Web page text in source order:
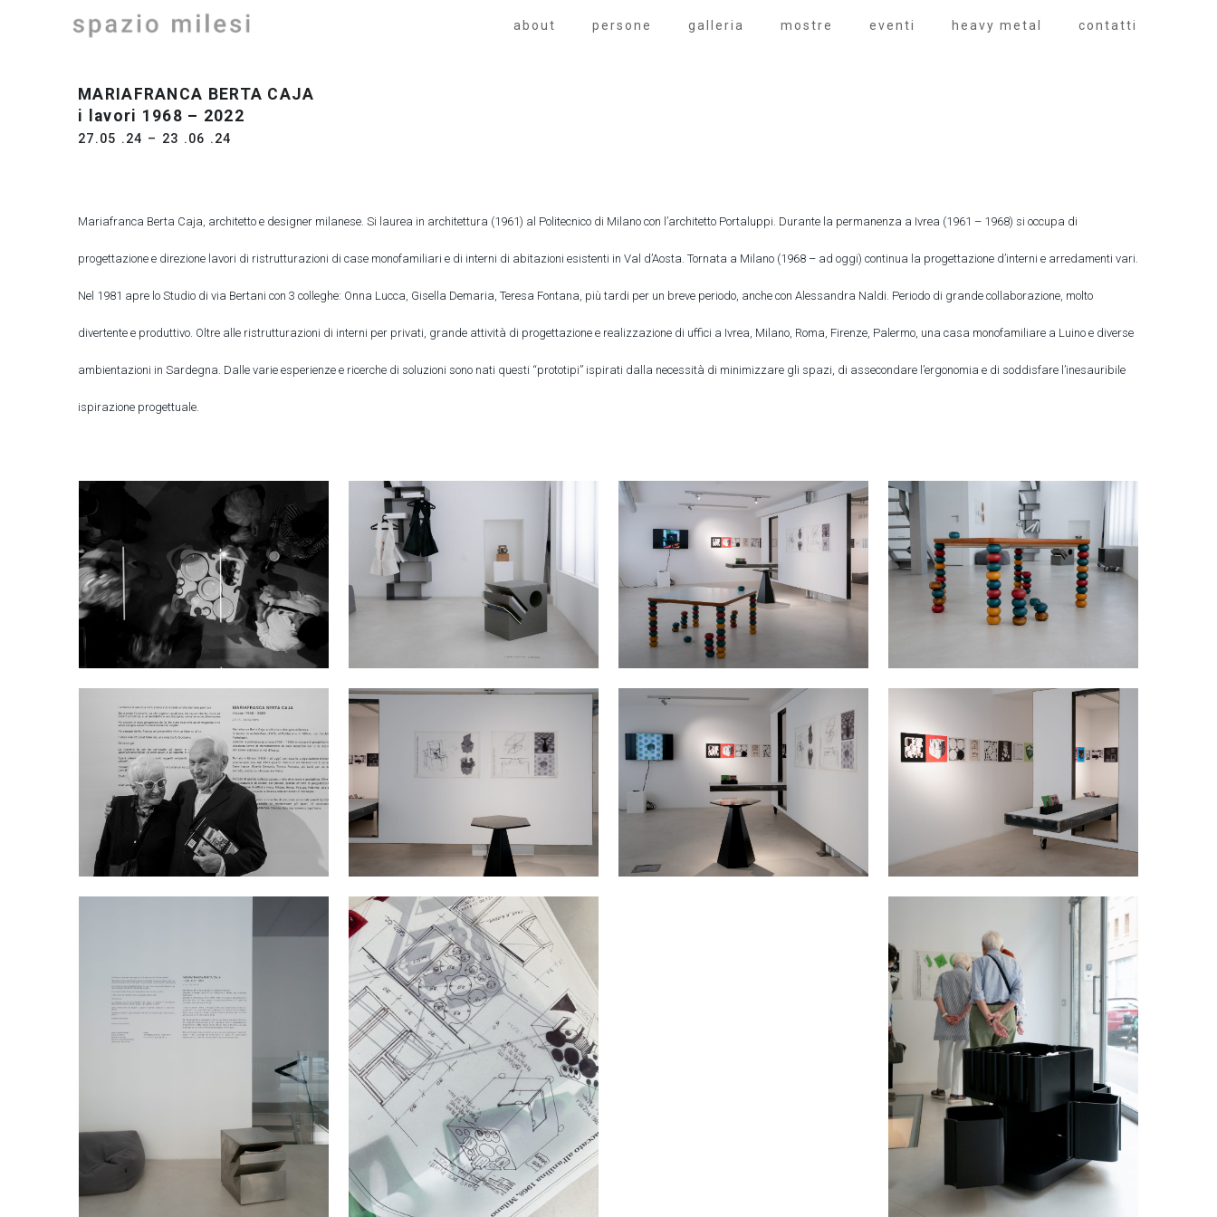
about persone galleria mostre eventi heavy metal contatti
MARIAFRANCA BERTA CAJA
i lavori 1968 – 2022
27.05 .24 – 23 .06 .24
Mariafranca Berta Caja, architetto e designer milanese. Si laurea in architettura (1961) al Politecnico di Milano con l’architetto Portaluppi. Durante la permanenza a Ivrea (1961 – 1968) si occupa di
progettazione e direzione lavori di ristrutturazioni di case monofamiliari e di interni di abitazioni esistenti in Val d’Aosta. Tornata a Milano (1968 – ad oggi) continua la progettazione d’interni e arredamenti vari.
Nel 1981 apre lo Studio di via Bertani con 3 colleghe: Onna Lucca, Gisella Demaria, Teresa Fontana, più tardi per un breve periodo, anche con Alessandra Naldi. Periodo di grande collaborazione, molto
divertente e produttivo. Oltre alle ristrutturazioni di interni per privati, grande attività di progettazione e realizzazione di uffici a Ivrea, Milano, Roma, Firenze, Palermo, una casa monofamiliare a Luino e diverse
ambientazioni in Sardegna. Dalle varie esperienze e ricerche di soluzioni sono nati questi “prototipi” ispirati dalla necessità di minimizzare gli spazi, di assecondare l’ergonomia e di soddisfare l’inesauribile
ispirazione progettuale.